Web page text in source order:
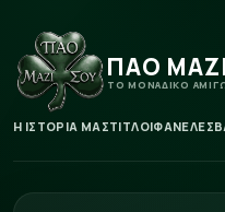
ΠΑΟ
ΤΟ ΜΟΝΑΔΙΚΟ
Η ΙΣΤΟΡΙΑ ΜΑΣΤΙΤΛΟΙΦΑΝΕΛΕΣ